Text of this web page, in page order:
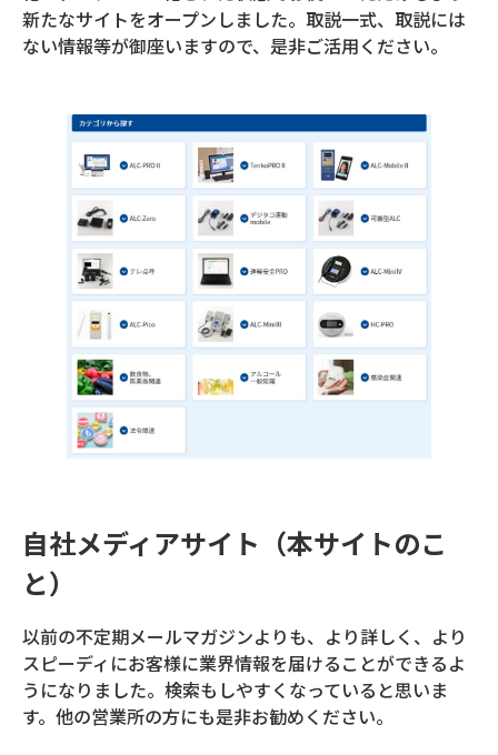
新たなサイトをオープンしました。取説一式、取説には
ない情報等が御座いますので、是非ご活用ください。
自社メディアサイト（本サイトのこ
と）
以前の不定期メールマガジンよりも、より詳しく、より
スピーディにお客様に業界情報を届けることができるよ
うになりました。検索もしやすくなっていると思いま
す。他の営業所の方にも是非お勧めください。